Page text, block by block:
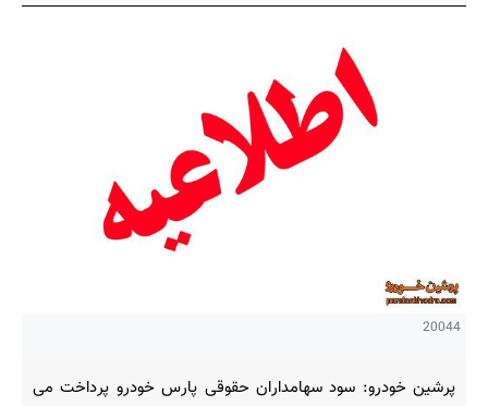
20044
پرشین خودرو: سود سهامداران حقوقی پارس خودرو پرداخت می